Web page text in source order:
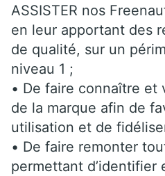
ASSISTER nos
en leur apportant des
de qualité, sur un
niveau 1 ;
• De faire connaître et
de la marque afin de
utilisation et de
• De faire remonter
permettant d’identifier